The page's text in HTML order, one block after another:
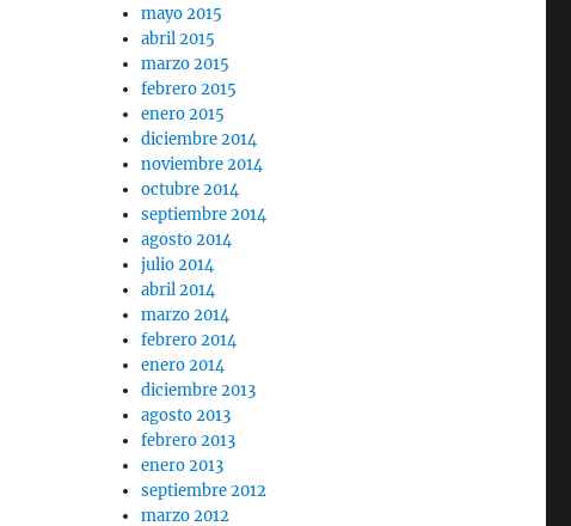
mayo 2015
abril 2015
marzo 2015
febrero 2015
enero 2015
diciembre 2014
noviembre 2014
octubre 2014
septiembre 2014
agosto 2014
julio 2014
abril 2014
marzo 2014
febrero 2014
enero 2014
diciembre 2013
agosto 2013
febrero 2013
enero 2013
septiembre 2012
marzo 2012